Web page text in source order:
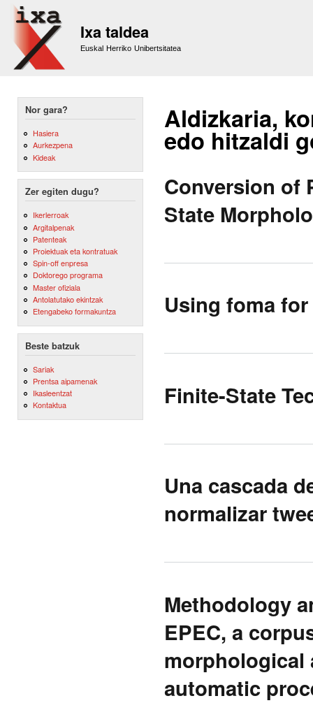
Ixa taldea
Euskal Herriko Unibertsitatea
Nor gara?
Hasiera
Aurkezpena
Kideak
Zer egiten dugu?
Ikerlerroak
Argitalpenak
Patenteak
Proiektuak eta kontratuak
Spin-off enpresa
Doktorego programa
Master ofiziala
Antolatutako ekintzak
Etengabeko formakuntza
Beste batzuk
Sariak
Prentsa aipamenak
Ikasleentzat
Kontaktua
Aldizkaria,
edo hitzaldi
Conversion of
State
Using foma
Finite-State
Una cascada
normalizar
Methodology
EPEC, a
morphological
automatic